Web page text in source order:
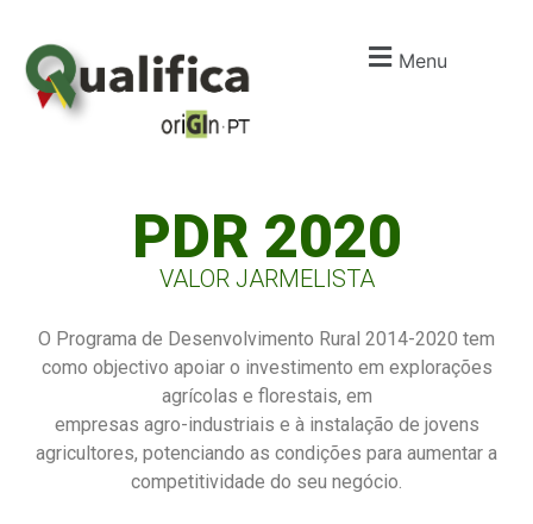
Menu
PDR 2020
VALOR JARMELISTA
O Programa de Desenvolvimento Rural 2014-2020 tem
como objectivo apoiar o investimento em explorações
agrícolas e florestais, em
empresas agro-industriais e à instalação de jovens
agricultores, potenciando as condições para aumentar a
competitividade do seu negócio.